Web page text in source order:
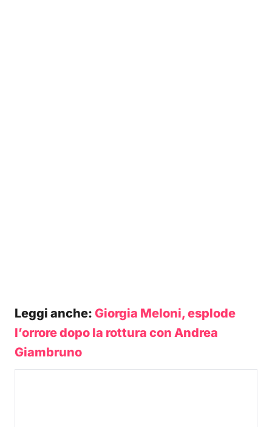
Leggi anche: Giorgia Meloni, esplode
l’orrore dopo la rottura con Andrea
Giambruno